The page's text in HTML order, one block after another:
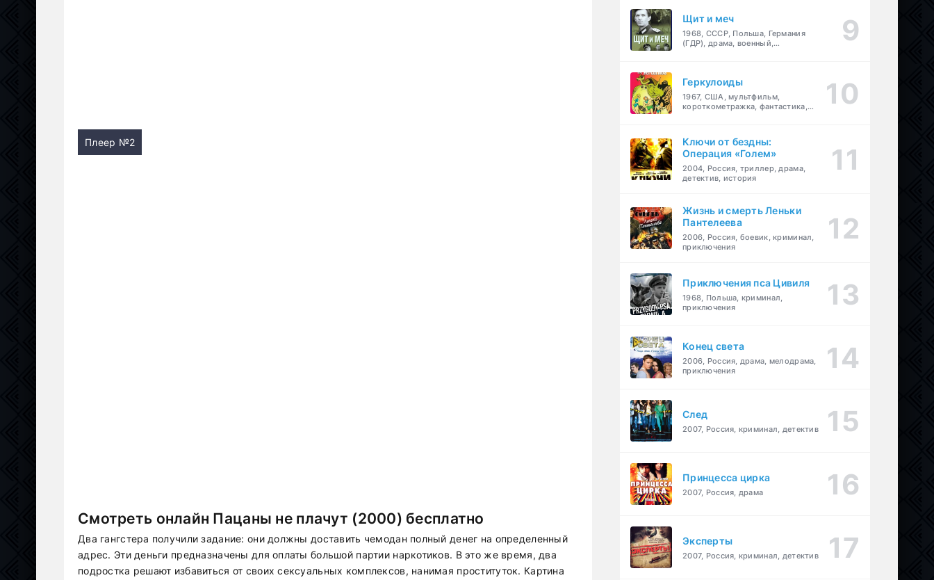
Плеер №2
Смотреть онлайн Пацаны не плачут (2000) бесплатно
Два гангстера получили задание: они должны доставить чемодан полный денег на определенный
адрес. Эти деньги предназначены для оплаты большой партии наркотиков. В это же время, два
подростка решают избавиться от своих сексуальных комплексов, нанимая проституток. Картина
Щит и меч
1968, СССР, Польша, Германия
(ГДР), драма, военный,
Геркулоиды
1967, США, мультфильм,
короткометражка, фантастика,
Ключи от бездны:
Операция «Голем»
2004, Россия, триллер, драма,
детектив, история
Жизнь и смерть Леньки
Пантелеева
2006, Россия, боевик, криминал,
приключения
Приключения пса Цивиля
1968, Польша, криминал,
приключения
Конец света
2006, Россия, драма, мелодрама,
приключения
След
2007, Россия, криминал, детектив
Принцесса цирка
2007, Россия, драма
Эксперты
2007, Россия, криминал, детектив